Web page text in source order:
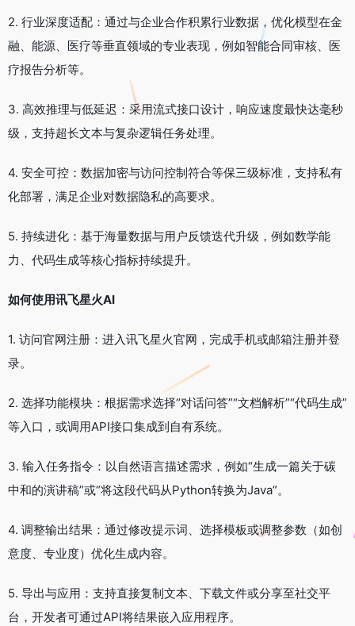
2. 行业深度适配：通过与企业合作积累行业数据，优化模型在金
融、能源、医疗等垂直领域的专业表现，例如智能合同审核、医
疗报告分析等。
3. 高效推理与低延迟：采用流式接口设计，响应速度最快达毫秒
级，支持超长文本与复杂逻辑任务处理。
4. 安全可控：数据加密与访问控制符合等保三级标准，支持私有
化部署，满足企业对数据隐私的高要求。
5. 持续进化：基于海量数据与用户反馈迭代升级，例如数学能
力、代码生成等核心指标持续提升。
如何使用讯飞星火AI
1. 访问官网注册：进入讯飞星火官网，完成手机或邮箱注册并登
录。
2. 选择功能模块：根据需求选择“对话问答”“文档解析”“代码生成”
等入口，或调用API接口集成到自有系统。
3. 输入任务指令：以自然语言描述需求，例如“生成一篇关于碳
中和的演讲稿”或“将这段代码从Python转换为Java”。
4. 调整输出结果：通过修改提示词、选择模板或调整参数（如创
意度、专业度）优化生成内容。
5. 导出与应用：支持直接复制文本、下载文件或分享至社交平
台，开发者可通过API将结果嵌入应用程序。